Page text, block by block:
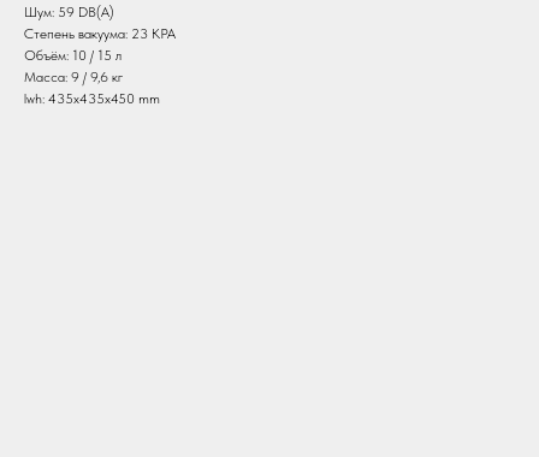
Шум: 59 DB(A)
Степень вакуума: 23 KPA
Объём: 10 / 15 л
Масса: 9 / 9,6 кг
lwh: 435x435x450 mm